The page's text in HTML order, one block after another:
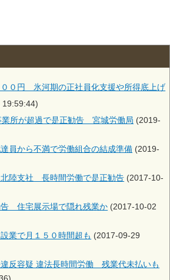
０円 氷河期の正社員化支援や所得底上げ
所が超過で是正勧告 宮城労働局 (2019-
員から不満で労働組合の結成準備 (2019-
陸支社 長時間労働で是正勧告 (2017-10-
告 住宅展示場で隠れ残業か (2017-10-02
業で月１５０時間超も (2017-09-29
反容疑 違法長時間労働 残業代未払いも